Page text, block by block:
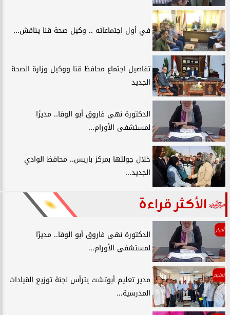
في أول اجتماعاته .. وكيل صحة قنا يناقش...
تفاصيل اجتماع محافظ قنا ووكيل وزارة الصحة
الجديد
الدكتورة نهى فاروق أبو الوفا.. مديرًا
لمستشفى الأورام...
خلال جولتها بمركز باريس.. محافظ الوادي
الجديد...
الأكثر قراءة
أخبار
الدكتورة نهى فاروق أبو الوفا.. مديرًا
لمستشفى الأورام...
تعليم
مدير تعليم أبوتشت يترأس لجنة توزيع القيادات
المدرسية...